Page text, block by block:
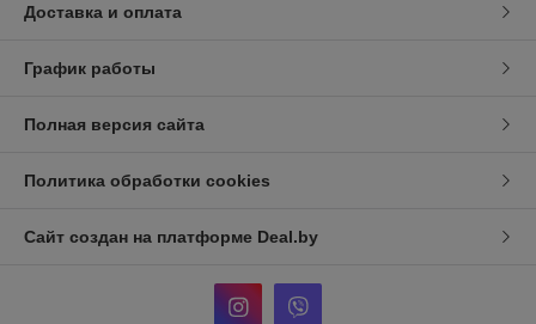
Доставка и оплата
График работы
Полная версия сайта
Политика обработки cookies
Сайт создан на платформе Deal.by